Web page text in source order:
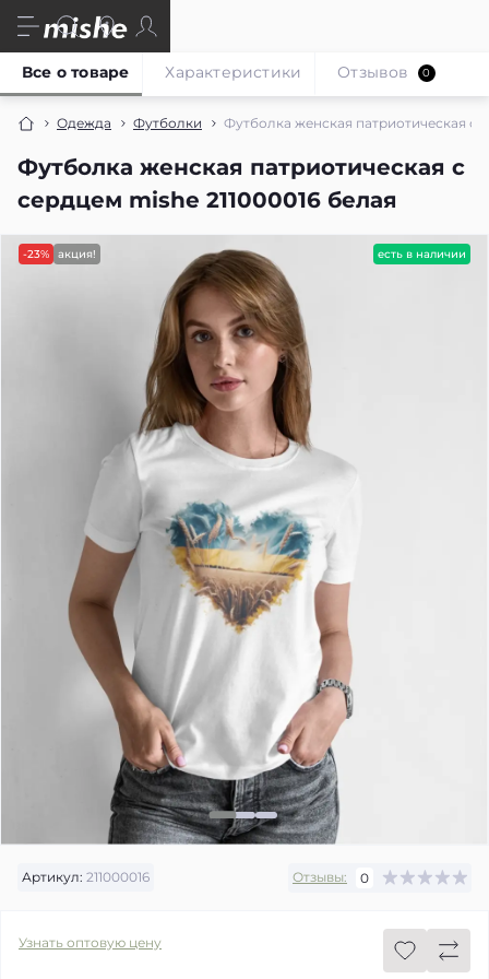
Одежда Футболки Футболка женская патриотическая с
Футболка женская патриотическая с
сердцем mishe 211000016 белая
Все о товаре Характеристики Отзывов 0
-23% акция! есть в наличии
Артикул: 211000016 Отзывы: 0
Узнать оптовую цену